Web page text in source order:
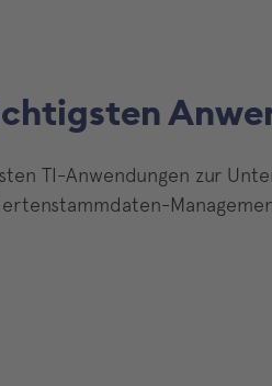
TI-Anwendungen zur